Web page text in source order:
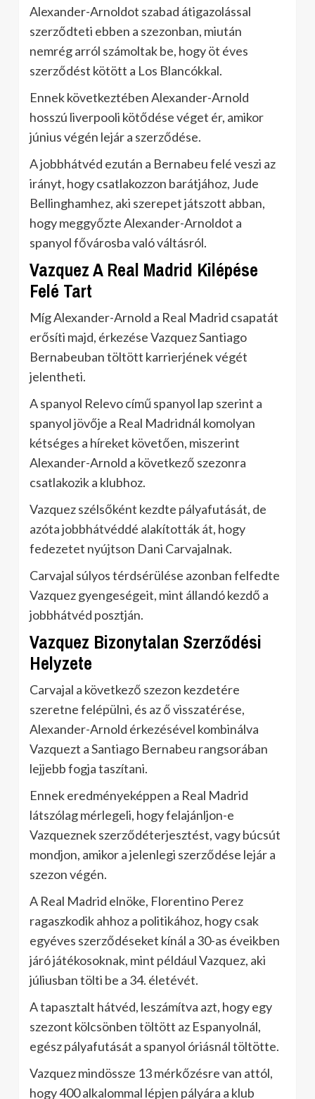
Alexander-Arnoldot szabad átigazolással
szerződteti ebben a szezonban, miután
nemrég arról számoltak be, hogy öt éves
szerződést kötött a Los Blancókkal.
Ennek következtében Alexander-Arnold
hosszú liverpooli kötődése véget ér, amikor
június végén lejár a szerződése.
A jobbhátvéd ezután a Bernabeu felé veszi az
irányt, hogy csatlakozzon barátjához, Jude
Bellinghamhez, aki szerepet játszott abban,
hogy meggyőzte Alexander-Arnoldot a
spanyol fővárosba való váltásról.
Vazquez A Real Madrid Kilépése
Felé Tart
Míg Alexander-Arnold a Real Madrid csapatát
erősíti majd, érkezése Vazquez Santiago
Bernabeuban töltött karrierjének végét
jelentheti.
A spanyol Relevo című spanyol lap szerint a
spanyol jövője a Real Madridnál komolyan
kétséges a híreket követően, miszerint
Alexander-Arnold a következő szezonra
csatlakozik a klubhoz.
Vazquez szélsőként kezdte pályafutását, de
azóta jobbhátvéddé alakították át, hogy
fedezetet nyújtson Dani Carvajalnak.
Carvajal súlyos térdsérülése azonban felfedte
Vazquez gyengeségeit, mint állandó kezdő a
jobbhátvéd posztján.
Vazquez Bizonytalan Szerződési
Helyzete
Carvajal a következő szezon kezdetére
szeretne felépülni, és az ő visszatérése,
Alexander-Arnold érkezésével kombinálva
Vazquezt a Santiago Bernabeu rangsorában
lejjebb fogja taszítani.
Ennek eredményeképpen a Real Madrid
látszólag mérlegeli, hogy felajánljon-e
Vazqueznek szerződéterjesztést, vagy búcsút
mondjon, amikor a jelenlegi szerződése lejár a
szezon végén.
A Real Madrid elnöke, Florentino Perez
ragaszkodik ahhoz a politikához, hogy csak
egyéves szerződéseket kínál a 30-as éveikben
járó játékosoknak, mint például Vazquez, aki
júliusban tölti be a 34. életévét.
A tapasztalt hátvéd, leszámítva azt, hogy egy
szezont kölcsönben töltött az Espanyolnál,
egész pályafutását a spanyol óriásnál töltötte.
Vazquez mindössze 13 mérkőzésre van attól,
hogy 400 alkalommal lépjen pályára a klub